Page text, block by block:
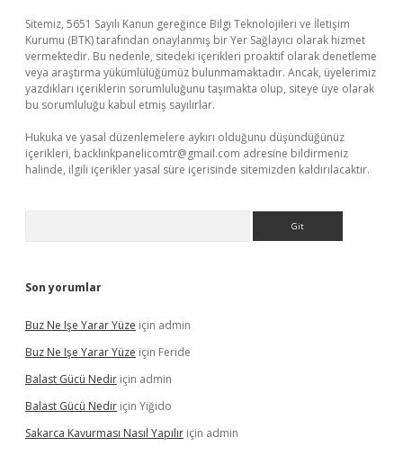
Sitemiz, 5651 Sayılı Kanun gereğince Bilgi Teknolojileri ve İletişim
Kurumu (BTK) tarafından onaylanmış bir Yer Sağlayıcı olarak hizmet
vermektedir. Bu nedenle, sitedeki içerikleri proaktif olarak denetleme
veya araştırma yükümlülüğümüz bulunmamaktadır. Ancak, üyelerimiz
yazdıkları içeriklerin sorumluluğunu taşımakta olup, siteye üye olarak
bu sorumluluğu kabul etmiş sayılırlar.
Hukuka ve yasal düzenlemelere aykırı olduğunu düşündüğünüz
içerikleri, backlinkpanelicomtr@gmail.com adresine bildirmeniz
halinde, ilgili içerikler yasal süre içerisinde sitemizden kaldırılacaktır.
Son yorumlar
Buz Ne Işe Yarar Yüze için admin
Buz Ne Işe Yarar Yüze için Feride
Balast Gücü Nedir için admin
Balast Gücü Nedir için Yiğido
Sakarca Kavurması Nasıl Yapılır için admin